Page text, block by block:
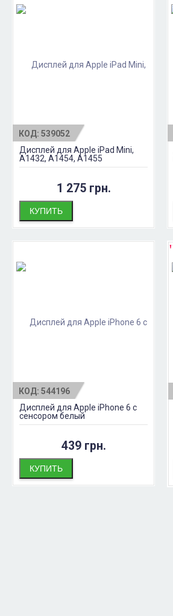
КОД: 539052
Дисплей для Apple iPad Mini,
A1432, A1454, A1455
1 275 грн.
КУПИТЬ
КОД: 544196
Дисплей для Apple iPhone 6 с
сенсором белый
439 грн.
КУПИТЬ